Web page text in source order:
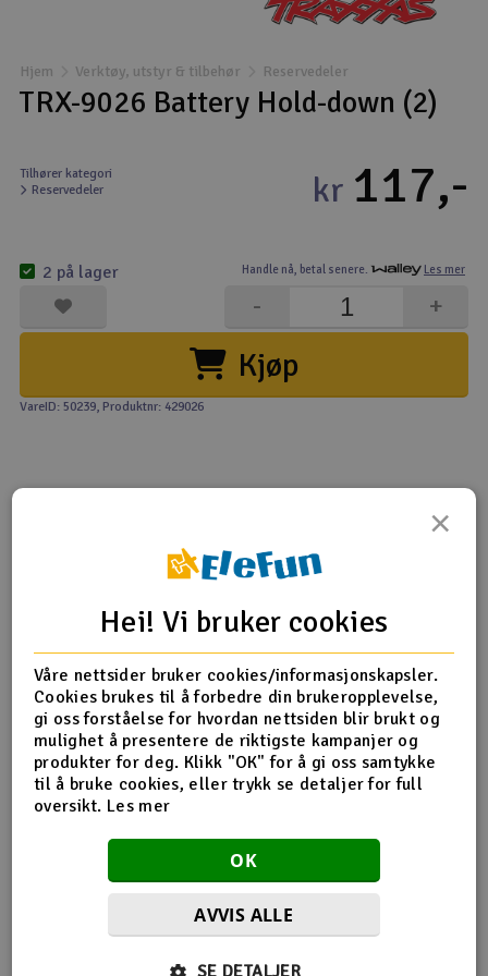
Droner
Fly
Helikopter
Kamerautstyr
Modellbygging, LEGO & byggesett
Modelljernbane
Radioutstyr
Raketter
Smarthjem, lek & hobby
Solenergi
Sparkesykler & elkjøretøy
Verktøy, utstyr & tilbehør
Hjem Verktøy, utstyr & tilbehør Reservedeler
TRX-9026 Battery Hold-down (2)
Tilhører kategori
Reservedeler
Handle nå, betal senere. Les mer
kr 117,-
Kjøp
+
-
2 på lager
VareID: 50239, Produktnr: 429026
Produktinformasjon
TRX-9026 Battery hold-down (2)/ battery clip/ hold-down
post/ screw pin/ pivot post screw
Flere detaljer
Produktet er
Reservedeler Traxxas
×
Hei! Vi bruker cookies
Våre nettsider bruker cookies/informasjonskapsler.
Cookies brukes til å forbedre din brukeropplevelse,
gi oss forståelse for hvordan nettsiden blir brukt og
mulighet å presentere de riktigste kampanjer og
produkter for deg. Klikk "OK" for å gi oss samtykke
til å bruke cookies, eller trykk se detaljer for full
oversikt. Les mer
OK
AVVIS ALLE
SE DETALJER